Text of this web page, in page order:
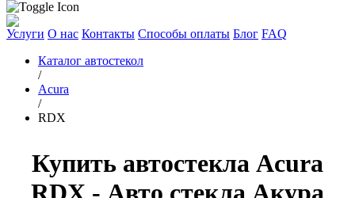
Услуги О нас Контакты Способы оплаты Блог FAQ
Каталог автостекол
/
Acura
/
RDX
Купить автостекла Acura